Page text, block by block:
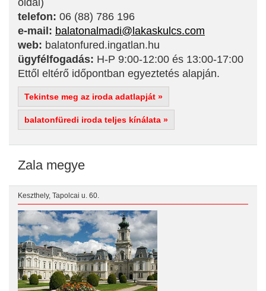
oldal)
telefon: 06 (88) 786 196
e-mail: balatonalmadi@lakaskulcs.com
web: balatonfured.ingatlan.hu
ügyfélfogadás: H-P 9:00-12:00 és 13:00-17:00
Ettől eltérő időpontban egyeztetés alapján.
Tekintse meg az iroda adatlapját »
balatonfüredi iroda teljes kínálata »
Zala megye
Keszthely, Tapolcai u. 60.